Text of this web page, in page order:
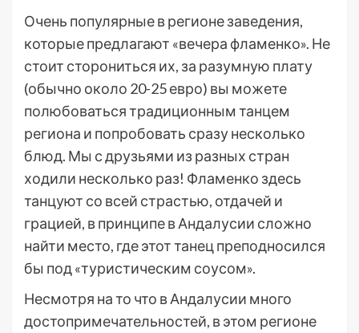
Очень популярные в регионе заведения,
которые предлагают «вечера фламенко». Не
стоит сторониться их, за разумную плату
(обычно около 20-25 евро) вы можете
полюбоваться традиционным танцем
региона и попробовать сразу несколько
блюд. Мы с друзьями из разных стран
ходили несколько раз! Фламенко здесь
танцуют со всей страстью, отдачей и
грацией, в принципе в Андалусии сложно
найти место, где этот танец преподносился
бы под «туристическим соусом».
Несмотря на то что в Андалусии много
достопримечательностей, в этом регионе